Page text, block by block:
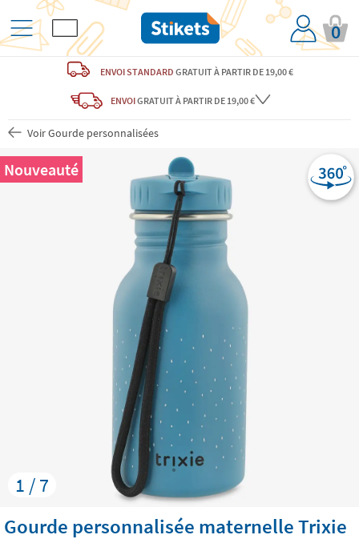
0
ENVOI STANDARD GRATUITÀ PARTIR DE 19,00 €
ENVOIGRATUITÀ PARTIR DE 19,00 €
Voir Gourde personnalisées
1 / 7
Nouveauté
Gourde personnalisée maternelle Trixie